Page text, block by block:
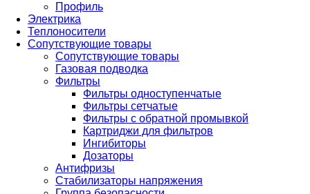
Профиль
Электрика
Теплоносители
Сопутствующие товары
Сопутствующие товары
Газовая подводка
Фильтры
Фильтры одноступенчатые
Фильтры сетчатые
Фильтры с обратной промывкой
Картриджи для фильтров
Ингибиторы
Дозаторы
Антифризы
Стабилизаторы напряжения